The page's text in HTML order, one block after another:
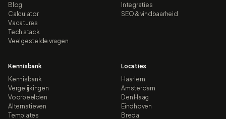
Blog
Calculator
Vacatures
Tech stack
Veelgestelde vragen
Integraties
SEO & vindbaarheid
Kennisbank
Kennisbank
Vergelijkingen
Voorbeelden
Alternatieven
Templates
Locaties
Haarlem
Amsterdam
Den Haag
Eindhoven
Breda